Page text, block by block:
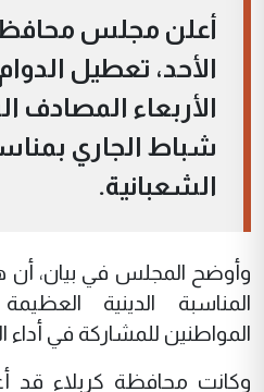
أعلن مجلس محافظة
الأحد، تعطيل
الأربعاء المصادف
شباط الجاري
الشعبانية.
وأوضح المجلس في بيان، أن
المناسبة الدينية
المواطنين للمشاركة في أداء
وكانت محافظة كربلاء قد